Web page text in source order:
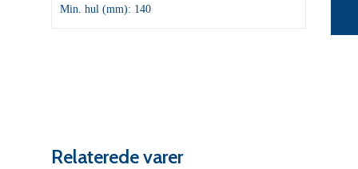
Min. hul (mm): 140
Relaterede varer